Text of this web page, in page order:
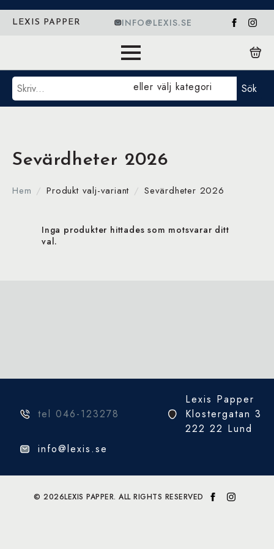
LEXIS PAPPER INFO@LEXIS.SE
Sök eller välj kategori Sök
Sevärdheter 2026
Hem Produkt valj-variant Sevärdheter 2026
Inga produkter hittades som motsvarar ditt
val.
tel 046-123278
Lexis Papper
Klostergatan 3
222 22 Lund
info@lexis.se
© 2026LEXIS PAPPER. ALL RIGHTS RESERVED